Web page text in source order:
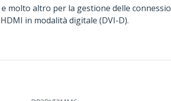
molto altro per la gestione delle
in modalità digitale (DVI-D).